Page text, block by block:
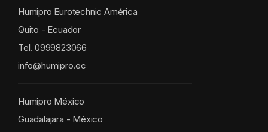
Humipro Eurotechnic América
Quito - Ecuador
Tel. 0999823066
info@humipro.ec
Humipro México
Guadalajara - México